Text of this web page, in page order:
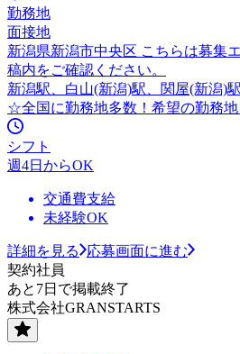
勤務地
面接地
新潟県新潟市中央区 こちらは募集
稿内をご確認ください。
新潟駅、白山(新潟)駅、関屋(新潟)
☆全国に勤務地多数！希望の勤務
シフト
週4日からOK
交通費支給
未経験OK
詳細を見る
応募画面に進む
契約社員
あと7日で掲載終了
株式会社GRANSTARTS